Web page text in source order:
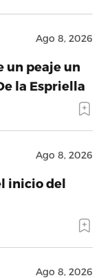
Ago 8, 2026
un peaje un
la Espriella
Ago 8, 2026
inicio del
Ago 8, 2026